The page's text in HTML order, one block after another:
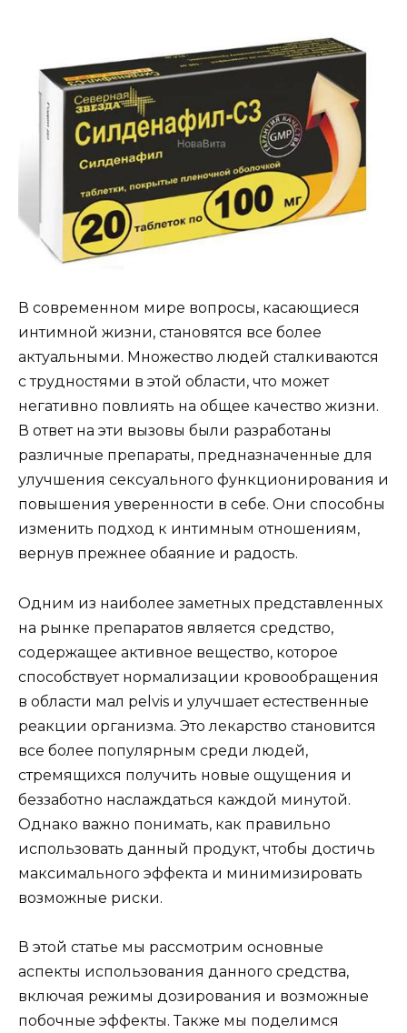
В современном мире вопросы, касающиеся
интимной жизни, становятся все более
актуальными. Множество людей сталкиваются
с трудностями в этой области, что может
негативно повлиять на общее качество жизни.
В ответ на эти вызовы были разработаны
различные препараты, предназначенные для
улучшения сексуального функционирования и
повышения уверенности в себе. Они способны
изменить подход к интимным отношениям,
вернув прежнее обаяние и радость.
Одним из наиболее заметных представленных
на рынке препаратов является средство,
содержащее активное вещество, которое
способствует нормализации кровообращения
в области мал pelvis и улучшает естественные
реакции организма. Это лекарство становится
все более популярным среди людей,
стремящихся получить новые ощущения и
беззаботно наслаждаться каждой минутой.
Однако важно понимать, как правильно
использовать данный продукт, чтобы достичь
максимального эффекта и минимизировать
возможные риски.
В этой статье мы рассмотрим основные
аспекты использования данного средства,
включая режимы дозирования и возможные
побочные эффекты. Также мы поделимся